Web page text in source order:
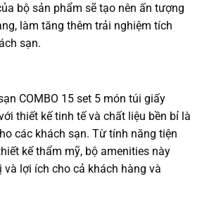
bộ sản phẩm sẽ tạo nên ấn tượng
làm tăng thêm trải nghiệm tích
sạn.
COMBO 15 set 5 món túi giấy
thiết kế tinh tế và chất liệu bền bỉ là
các khách sạn. Từ tính năng tiện
kế thẩm mỹ, bộ amenities này
lợi ích cho cả khách hàng và